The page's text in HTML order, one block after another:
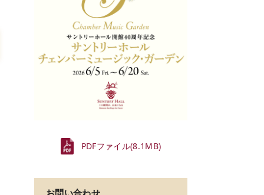
PDFファイル(8.1MB)
お問い合わせ